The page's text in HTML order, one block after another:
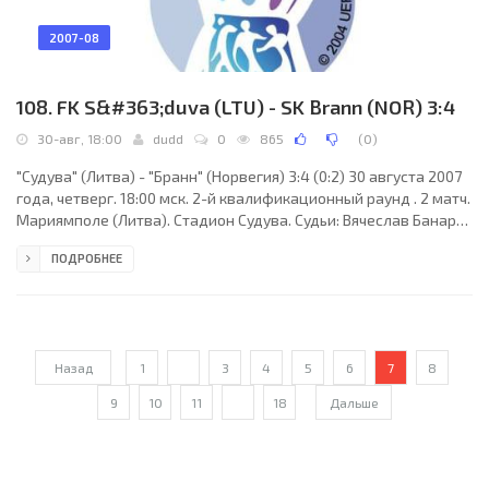
2007-08
108. FK S&#363;duva (LTU) - SK Brann (NOR) 3:4
30-авг, 18:00 dudd 0 865 (0)
"Судува" (Литва) - "Бранн" (Норвегия) 3:4 (0:2) 30 августа 2007
года, четверг. 18:00 мск. 2-й квалификационный раунд . 2 матч.
Мариямполе (Литва). Стадион Судува. Судьи: Вячеслав Банарь
(Молдавия). Резервный: Юрий Ковтун (Молдавия). "Судува":
Соболь (Гедрюс Славицкас, 46), Вайдас Славицкас,
ПОДРОБНЕЕ
Назад 1 3 4 5 6 7 8
9 10 11 18 Дальше